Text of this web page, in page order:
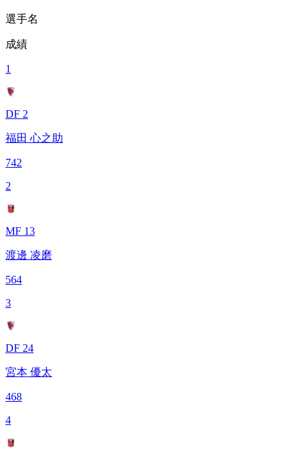
選手名
成績
1
DF 2
福田 心之助
742
2
MF 13
渡邊 凌磨
564
3
DF 24
宮本 優太
468
4